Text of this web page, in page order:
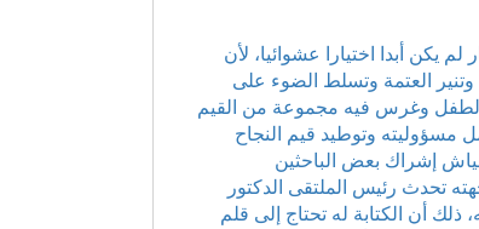
يكن أبدا اختيارا عشوائيا، لأن
وتنير العتمة وتسلط الضوء على
الطفل وغرس فيه مجموعة من القيم
مسؤوليته وتوطيد قيم النجاح
إشراك بعض الباحثين
تحدث رئيس الملتقى الدكتور
أن الكتابة له تحتاج إلى قلم